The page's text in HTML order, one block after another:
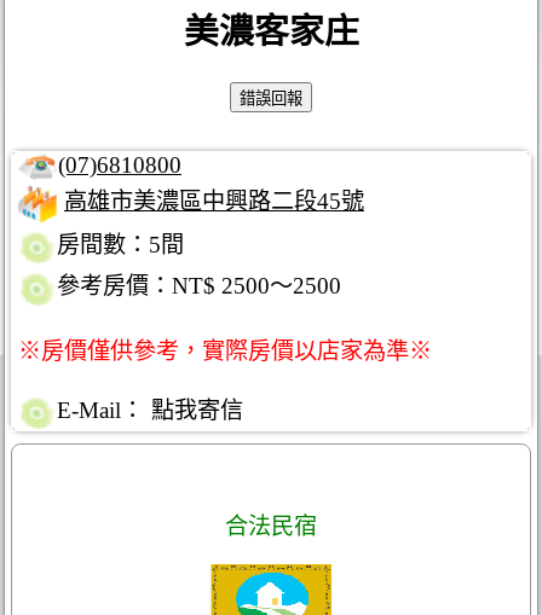
美濃客家庄
(07)6810800
高雄市美濃區中興路二段45號
房間數：5間
參考房價：NT$ 2500～2500
※房價僅供參考，實際房價以店家為準※
E-Mail： 點我寄信
合法民宿